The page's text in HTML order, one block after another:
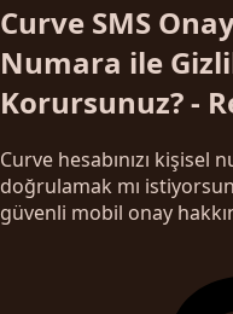
Curve SMS
Numara ile
Korursunuz? -
Curve hesabınızı kişisel
doğrulamak mı
güvenli mobil onay